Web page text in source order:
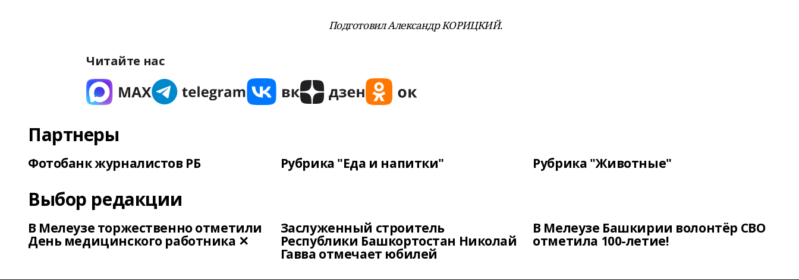
Подготовил Александр КОРИЦКИЙ.
Читайте нас
Партнеры
Фотобанк журналистов РБ Рубрика "Еда и напитки" Рубрика "Животные"
Выбор редакции
В Мелеузе торжественно отметили
День медицинского работника ✕
Заслуженный строитель
Республики Башкортостан Николай
Гавва отмечает юбилей
В Мелеузе Башкирии волонтёр СВО
отметила 100-летие!